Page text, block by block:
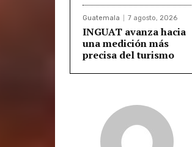
Guatemala 7 agosto, 2026
INGUAT avanza hacia
una medición más
precisa del turismo